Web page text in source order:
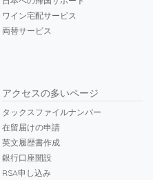
ワイン宅配サービス
両替サービス
アクセスの多いページ
タックスファイルナンバー
在留届けの申請
英文履歴書作成
銀行口座開設
RSA申し込み